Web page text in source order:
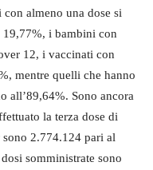
almeno una dose si
19,77%, i bambini con
12, i vaccinati con
mentre quelli che hanno
all’89,64%. Sono ancora
la terza dose di
2.774.124 pari al
somministrate sono